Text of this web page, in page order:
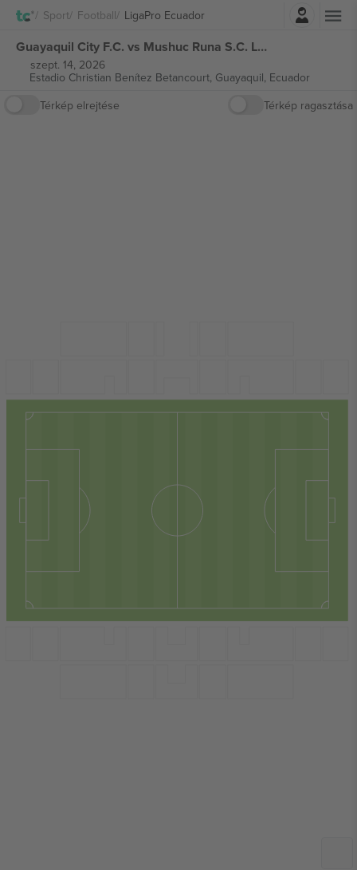
Sport Football LigaPro EcuadorBelépés
Guayaquil City F.C. vs Mushuc Runa S.C. LigaPro Ecuador jegyek
szept. 14, 2026
Estadio Christian Benítez Betancourt, Guayaquil, Ecuador
Térkép elrejtése
Térkép ragasztása